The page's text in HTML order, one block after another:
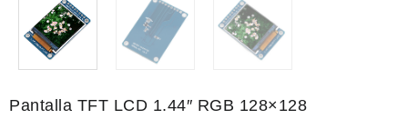
Pantalla TFT LCD 1.44″ RGB 128×128